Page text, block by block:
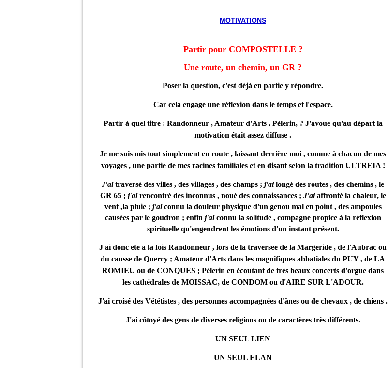
MOTIVATIONS
Partir pour COMPOSTELLE ?
Une route, un chemin, un GR ?
Poser la question, c'est déjà en partie y répondre.
Car cela engage une réflexion dans le temps et l'espace.
Partir à quel titre : Randonneur , Amateur d'Arts , Pèlerin, ? J'avoue qu'au départ la
motivation était assez diffuse .
Je me suis mis tout simplement en route , laissant derrière moi , comme à chacun de mes
voyages , une partie de mes racines familiales et en disant selon la tradition ULTREIA !
J'aitraversé des villes , des villages , des champs ; j'ailongé des routes , des chemins , le
GR 65 ; j'airencontré des inconnus , noué des connaissances ; J'aiaffronté la chaleur, le
vent ,la pluie ; j'aiconnu la douleur physique d'un genou mal en point , des ampoules
causées par le goudron ; enfin j'aiconnu la solitude , compagne propice à la réflexion
spirituelle qu'engendrent les émotions d'un instant présent.
J'ai donc été à la fois Randonneur , lors de la traversée de la Margeride , de l'Aubrac ou
du causse de Quercy ; Amateur d'Arts dans les magnifiques abbatiales du PUY , de LA
ROMIEU ou de CONQUES ; Pèlerin en écoutant de très beaux concerts d'orgue dans
les cathédrales de MOISSAC, de CONDOM ou d'AIRE SUR L'ADOUR.
J'ai croisé des Vététistes , des personnes accompagnées d'ânes ou de chevaux , de chiens .
J'ai côtoyé des gens de diverses religions ou de caractères très différents.
UN SEUL LIEN
UN SEUL ELAN